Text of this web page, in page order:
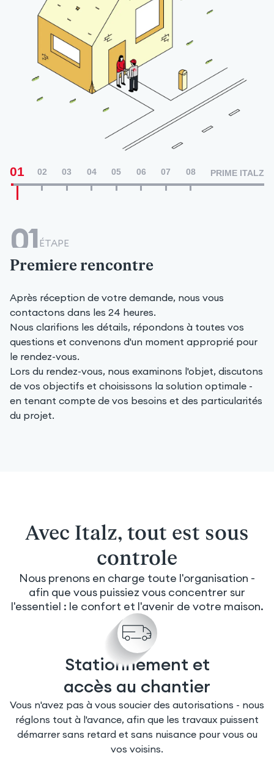
01 02 03 04 05 06 07 08 PRIME ITALZ
01ÉTAPE
Premiere rencontre
Après réception de votre demande, nous vous
contactons dans les 24 heures.
Nous clarifions les détails, répondons à toutes vos
questions et convenons d'un moment approprié pour
le rendez-vous.
Lors du rendez-vous, nous examinons l'objet, discutons
de vos objectifs et choisissons la solution optimale -
en tenant compte de vos besoins et des particularités
du projet.
Avec Italz, tout est sous
controle
Nous prenons en charge toute l'organisation -
afin que vous puissiez vous concentrer sur
l'essentiel : le confort et l'avenir de votre maison.
Stationnement et
accès au chantier
Vous n'avez pas à vous soucier des autorisations - nous
réglons tout à l'avance, afin que les travaux puissent
démarrer sans retard et sans nuisance pour vous ou
vos voisins.